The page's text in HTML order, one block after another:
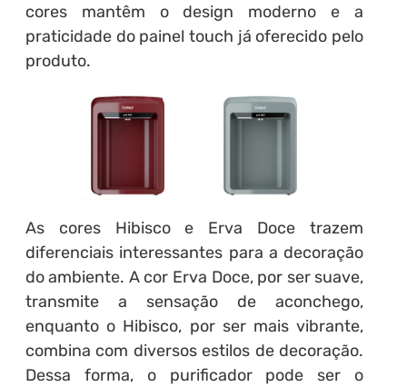
cores mantêm o design moderno e a
praticidade do painel touch já oferecido pelo
produto.
As cores Hibisco e Erva Doce trazem
diferenciais interessantes para a decoração
do ambiente. A cor Erva Doce, por ser suave,
transmite a sensação de aconchego,
enquanto o Hibisco, por ser mais vibrante,
combina com diversos estilos de decoração.
Dessa forma, o purificador pode ser o